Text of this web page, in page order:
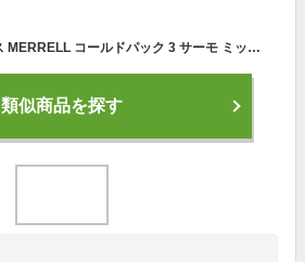
メレル ブーツ レディース MERRELL コールドパック 3 サーモ ミッド ジップ ウォータープルーフ 靴 シューズ 防寒ブーツ 防水ブーツ ウィンターシューズ スノーブーツ ブランド ロゴ シンプル サイドジップ カジュアル アウトドア キャンプ
類似商品を探す